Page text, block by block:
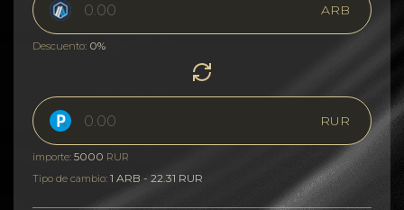
ARB
Descuento: 0%
RUR
importe: 5000 RUR
Tipo de cambio: 1 ARB - 22.31 RUR